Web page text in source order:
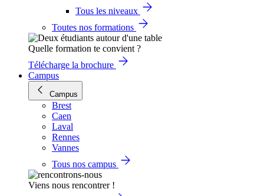
Tous les niveaux
Toutes nos formations
Quelle formation te convient ?
Télécharge la brochure
Campus
Campus
Brest
Caen
Laval
Rennes
Vannes
Tous nos campus
Viens nous rencontrer !